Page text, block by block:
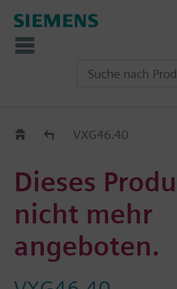
Old2NewVXG46.40
Dieses
nicht mehr
angeboten.